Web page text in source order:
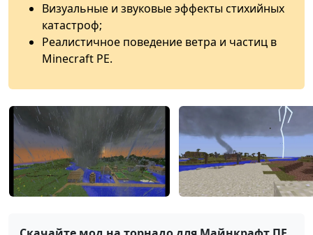
Визуальные и звуковые эффекты стихийных
катастроф;
Реалистичное поведение ветра и частиц в
Minecraft PE.